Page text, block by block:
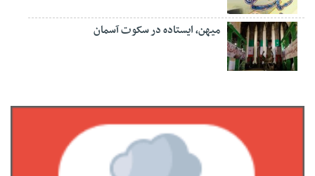
میهن، ایستاده در سکوت آسمان